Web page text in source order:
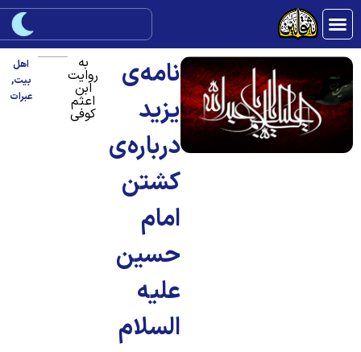
نامه‌ی
یزید
درباره‌ی
کشتن
امام
حسین
علیه
السلام
روایت
ابن
اعثم
کوفی
اهل
بیت,
عبرات